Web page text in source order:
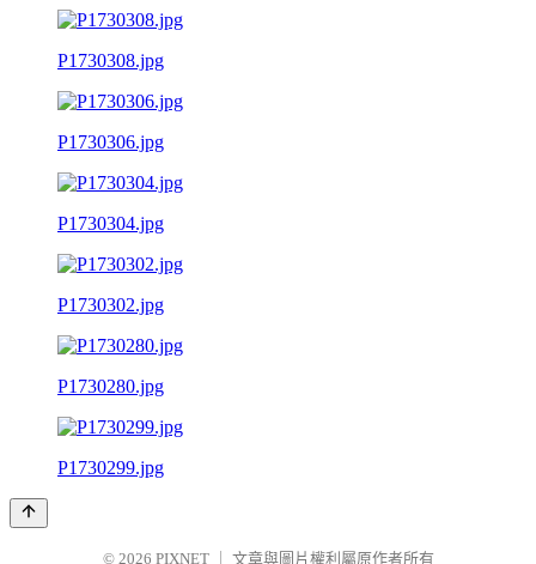
P1730308.jpg
P1730306.jpg
P1730304.jpg
P1730302.jpg
P1730280.jpg
P1730299.jpg
© 2026 PIXNET 文章與圖片權利屬原作者所有